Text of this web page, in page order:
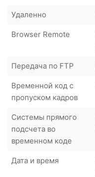
Удаленно
Browser Remote
Передача по FTP
Временной код с
пропуском кадров
Системы прямого
подсчета во
временном коде
Дата и время